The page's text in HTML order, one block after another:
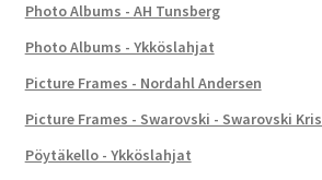
Photo Albums - AH Tunsberg
Photo Albums - Ykköslahjat
Picture Frames - Nordahl Andersen
Picture Frames - Swarovski - Swarovski
Pöytäkello - Ykköslahjat